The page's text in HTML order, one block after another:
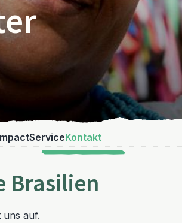
ServiceKontakt
Brasilien
uns auf.